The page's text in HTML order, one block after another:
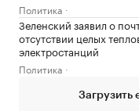
Политика
Зеленский заявил о
отсутствии целых
электростанций
Политика
Загрузить